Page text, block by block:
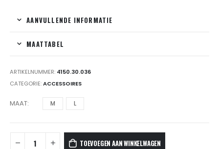
AANVULLENDE INFORMATIE
MAATTABEL
ARTIKELNUMMER: 4150.30.036
CATEGORIE:ACCESSOIRES
MAAT M L
TOEVOEGEN AAN WINKELWAGEN